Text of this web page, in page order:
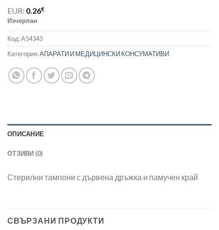
EUR: 0.26€
Изчерпан
Код:A54343
Категория:АПАРАТИ И МЕДИЦИНСКИ КОНСУМАТИВИ
ОПИСАНИЕ
ОТЗИВИ (0)
Стерилни тампони с дървена дръжка и памучен край
СВЪРЗАНИ ПРОДУКТИ